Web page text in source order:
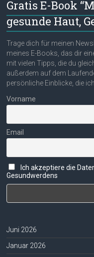
Gratis E-Book
gesunde Haut,
Trage dich für meinen
meines E-Books, das dir
mit vielen Tipps, die du
außerdem auf dem
persönliche Einblicke, die
Vorname
Email
Ich akzeptiere die
Gesundwerdens
Juni 2026
Januar 2026